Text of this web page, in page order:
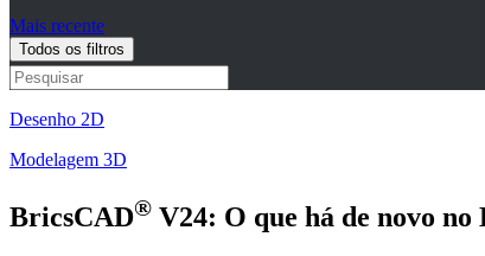
Mais recente
Todos os filtros
Desenho 2D
Modelagem 3D
BricsCAD® V24: O que há de novo no